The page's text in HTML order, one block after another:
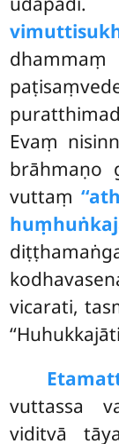
dhammaṃ
Evaṃ
brāhmaṇo
vuttaṃ
vicarati,
vuttassa
viditvā